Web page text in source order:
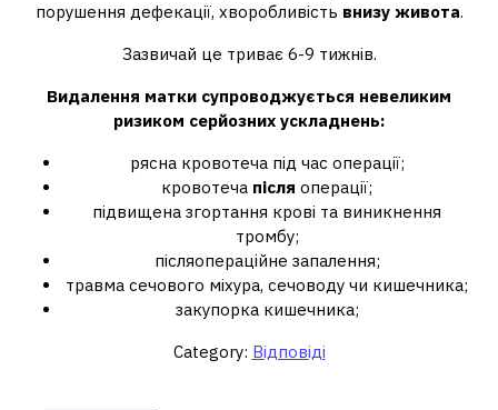
порушення дефекації, хворобливість внизу живота.
Зазвичай це триває 6-9 тижнів.
Видалення матки супроводжується невеликим
ризиком серйозних ускладнень:
рясна кровотеча під час операції;
кровотеча після операції;
підвищена згортання крові та виникнення
тромбу;
післяопераційне запалення;
травма сечового міхура, сечоводу чи кишечника;
закупорка кишечника;
Category: Відповіді